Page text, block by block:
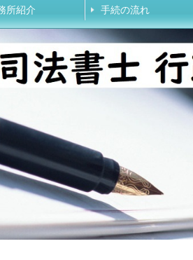
所紹介 手続の流れ